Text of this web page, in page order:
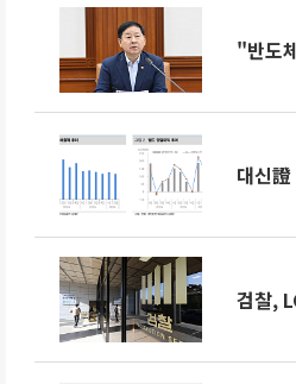
"반도
대신
검찰,